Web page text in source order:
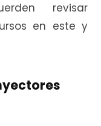
revisar
en este y